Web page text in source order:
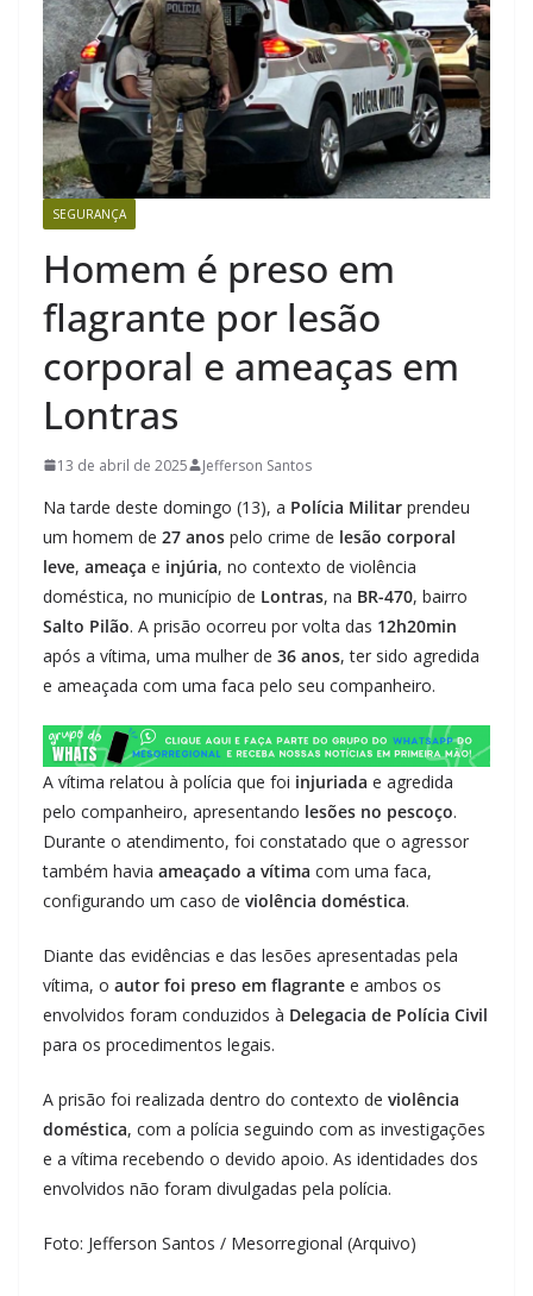
SEGURANÇA
Homem é preso em
flagrante por lesão
corporal e ameaças em
Lontras
13 de abril de 2025 Jefferson Santos
Na tarde deste domingo (13), a Polícia Militar prendeu
um homem de 27 anos pelo crime de lesão corporal
leve, ameaça e injúria, no contexto de violência
doméstica, no município de Lontras, na BR-470, bairro
Salto Pilão. A prisão ocorreu por volta das 12h20min
após a vítima, uma mulher de 36 anos, ter sido agredida
e ameaçada com uma faca pelo seu companheiro.
A vítima relatou à polícia que foi injuriada e agredida
pelo companheiro, apresentando lesões no pescoço.
Durante o atendimento, foi constatado que o agressor
também havia ameaçado a vítima com uma faca,
configurando um caso de violência doméstica.
Diante das evidências e das lesões apresentadas pela
vítima, o autor foi preso em flagrante e ambos os
envolvidos foram conduzidos à Delegacia de Polícia Civil
para os procedimentos legais.
A prisão foi realizada dentro do contexto de violência
doméstica, com a polícia seguindo com as investigações
e a vítima recebendo o devido apoio. As identidades dos
envolvidos não foram divulgadas pela polícia.
Foto: Jefferson Santos / Mesorregional (Arquivo)